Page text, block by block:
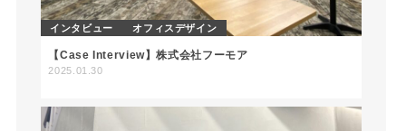
インタビュー オフィスデザイン
【Case Interview】株式会社フーモア
2025.01.30